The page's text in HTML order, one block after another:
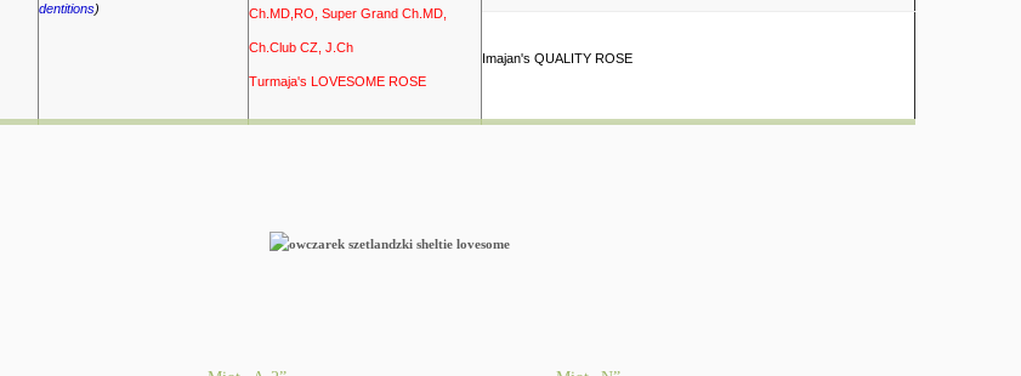
dentitions) Ch.MD,RO, Super Grand Ch.MD,
Ch.Club CZ, J.Ch
Turmaja's LOVESOME ROSE
Imajan's QUALITY ROSE